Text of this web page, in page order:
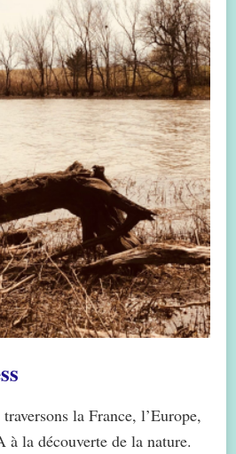
la France, l’Europe,
à la découverte de la nature.